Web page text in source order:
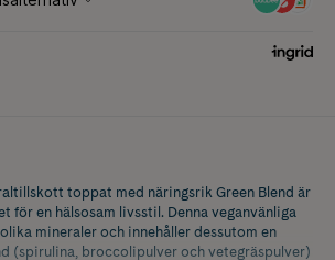
toppat med näringsrik Green Blend är
för en hälsosam livsstil. Denna veganvänliga
mineraler och innehåller dessutom en
(spirulina, broccolipulver och vetegräspulver)